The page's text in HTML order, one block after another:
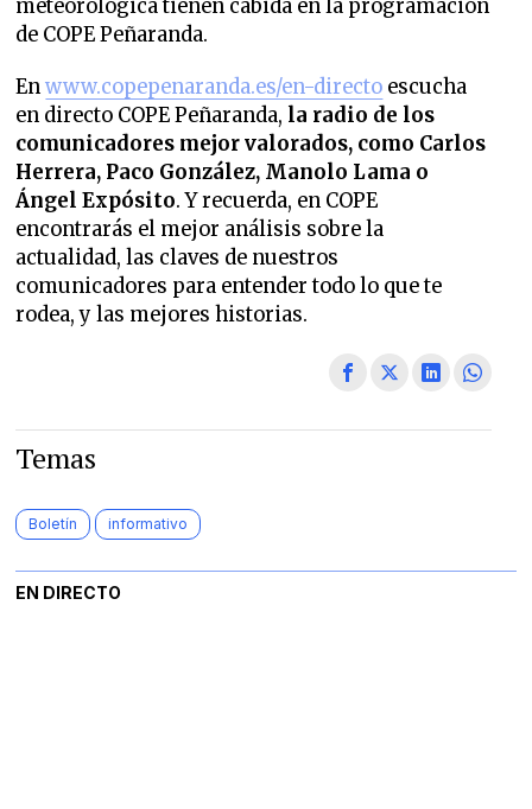
meteorológica tienen cabida en la programación
de COPE Peñaranda.
Enwww.copepenaranda.es/en-directo escucha
en directo COPE Peñaranda, la radio de los
comunicadores mejor valorados, como Carlos
Herrera, Paco González, Manolo Lama o
Ángel Expósito. Y recuerda, en COPE
encontrarás el mejor análisis sobre la
actualidad, las claves de nuestros
comunicadores para entender todo lo que te
rodea, y las mejores historias.
Temas
Boletín informativo
EN DIRECTO